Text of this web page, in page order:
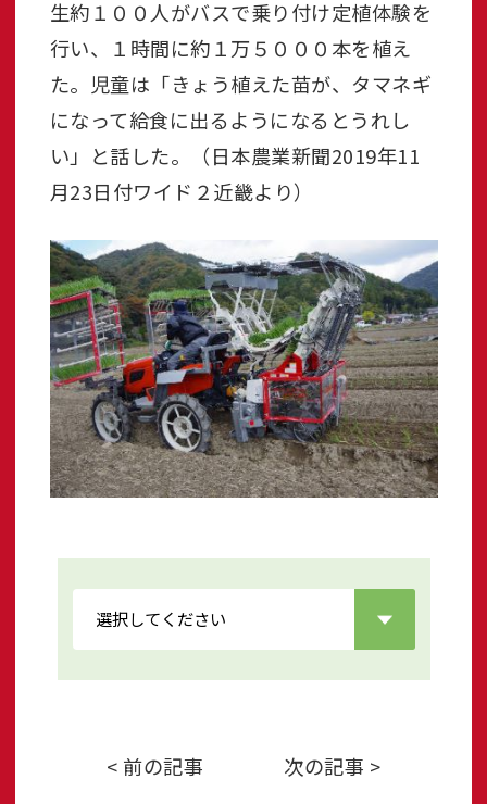
生約１００人がバスで乗り付け定植体験を
行い、１時間に約１万５０００本を植え
た。児童は「きょう植えた苗が、タマネギ
になって給食に出るようになるとうれし
い」と話した。（日本農業新聞2019年11
月23日付ワイド２近畿より）
< 前の記事 次の記事 >